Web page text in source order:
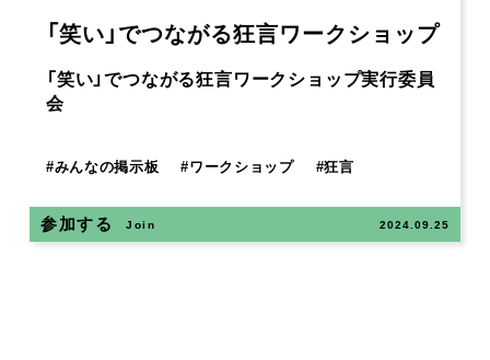
「笑い」でつながる狂言ワークショップ
「笑い」でつながる狂言ワークショップ実行委員
会
#みんなの掲示板 #ワークショップ #狂言
参加する Join 2024.09.25